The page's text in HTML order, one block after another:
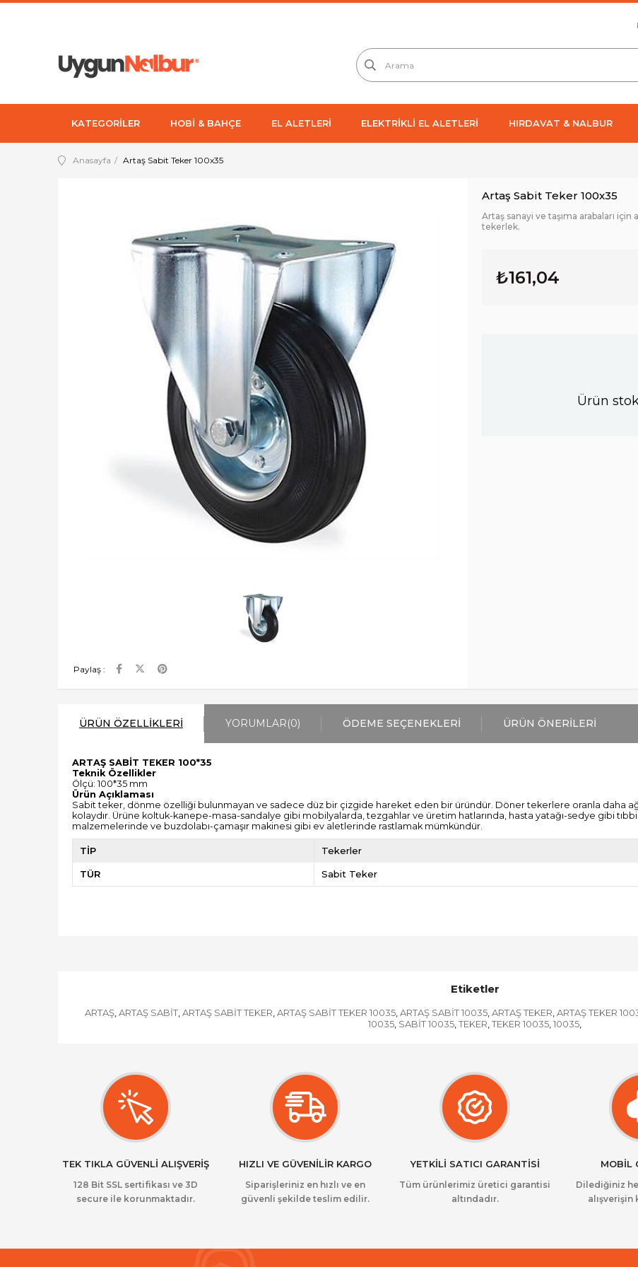
KATEGORİLER HOBİ & BAHÇE EL ALETLERİ ELEKTRİKLİ EL ALETLERİ HIRDAVAT & NALBUR
Anasayfa Artaş Sabit Teker 100x35
Paylaş :
Artaş Sabit Teker 100x35
Artaş sanayi ve taşıma arabaları
tekerlek.
₺161,04
Ürün
ÜRÜN ÖZELLIKLERI YORUMLAR(0) ÖDEME SEÇENEKLERI ÜRÜN ÖNERILERI
ARTAŞ SABİT TEKER 100*35
Teknik Özellikler
Ölçü: 100*35 mm
Ürün Açıklaması
Sabit teker, dönme özelliği bulunmayan ve sadece düz bir çizgide hareket eden bir üründür. Döner tekerlere oranla daha
kolaydır. Ürüne koltuk-kanepe-masa-sandalye gibi mobilyalarda, tezgahlar ve üretim hatlarında, hasta yatağı-sedye gibi
malzemelerinde ve buzdolabı-çamaşır makinesi gibi ev aletlerinde rastlamak mümkündür.
TİP Tekerler
TÜR Sabit Teker
Etiketler
ARTAŞ, ARTAŞ SABİT, ARTAŞ SABİT TEKER, ARTAŞ SABİT TEKER 10035, ARTAŞ SABİT 10035, ARTAŞ TEKER, ARTAŞ TEKER
10035, SABİT 10035, TEKER, TEKER 10035, 10035,
TEK TIKLA GÜVENLİ ALIŞVERİŞ
128 Bit SSL sertifikası ve 3D
secure ile korunmaktadır.
HIZLI VE GÜVENİLİR KARGO
Siparişleriniz en hızlı ve en
güvenli şekilde teslim edilir.
YETKİLİ SATICI GARANTİSİ
Tüm ürünlerimiz üretici garantisi
altındadır.
MOBİL
Dilediğiniz
alışverişin